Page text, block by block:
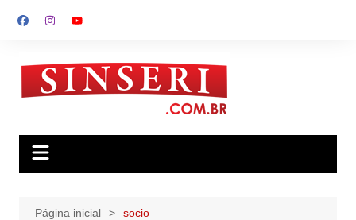
para
conteúdo
Página inicial socio